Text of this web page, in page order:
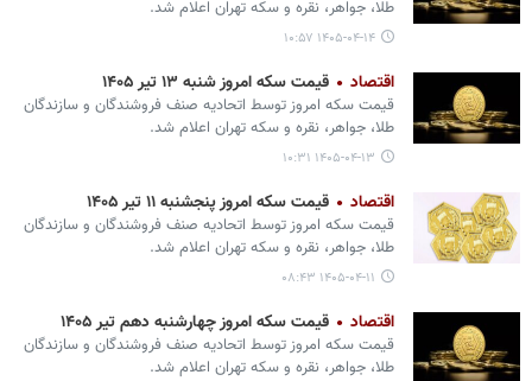
طلا، جواهر، نقره و سکه تهران اعلام شد.
۱۴۰۵-۰۴-۱۴ ۱۰:۵۷
اقتصاد قیمت سکه امروز شنبه ۱۳ تیر ۱۴۰۵
قیمت سکه امروز توسط اتحادیه صنف فروشندگان و سازندگان
طلا، جواهر، نقره و سکه تهران اعلام شد.
۱۴۰۵-۰۴-۱۳ ۱۰:۳۱
اقتصاد قیمت سکه امروز پنجشنبه ۱۱ تیر ۱۴۰۵
قیمت سکه امروز توسط اتحادیه صنف فروشندگان و سازندگان
طلا، جواهر، نقره و سکه تهران اعلام شد.
۱۴۰۵-۰۴-۱۱ ۰۸:۴۳
اقتصاد قیمت سکه امروز چهارشنبه دهم تیر ۱۴۰۵
قیمت سکه امروز توسط اتحادیه صنف فروشندگان و سازندگان
طلا، جواهر، نقره و سکه تهران اعلام شد.